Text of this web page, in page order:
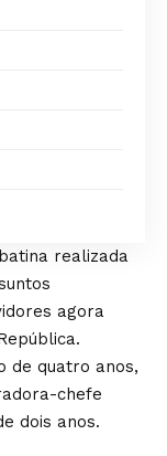
realizada
agora
de quatro anos,
chefe
dois anos.